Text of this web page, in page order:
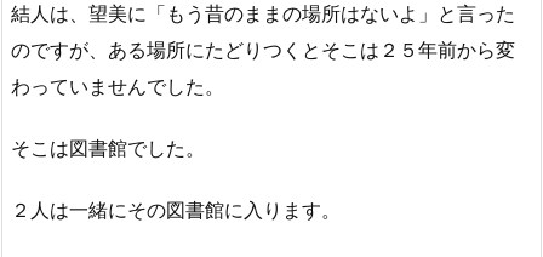
結人は、望美に「もう昔のままの場所はないよ」と言った
のですが、ある場所にたどりつくとそこは２５年前から変
わっていませんでした。
そこは図書館でした。
２人は一緒にその図書館に入ります。